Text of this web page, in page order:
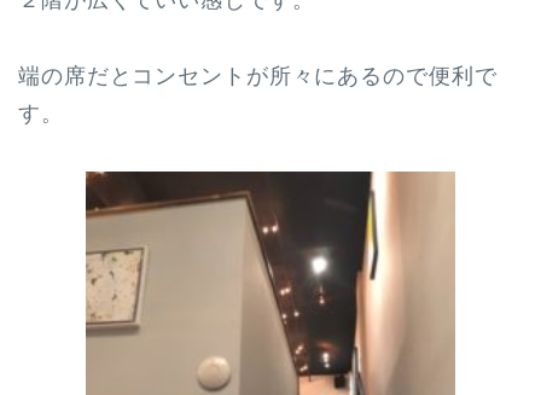
端の席だとコンセントが所々にあるので便利で
す。